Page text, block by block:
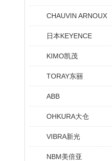
CHAUVIN ARNOUX
日本KEYENCE
KIMO凯茂
TORAY东丽
ABB
OHKURA大仓
VIBRA新光
NBM美倍亚